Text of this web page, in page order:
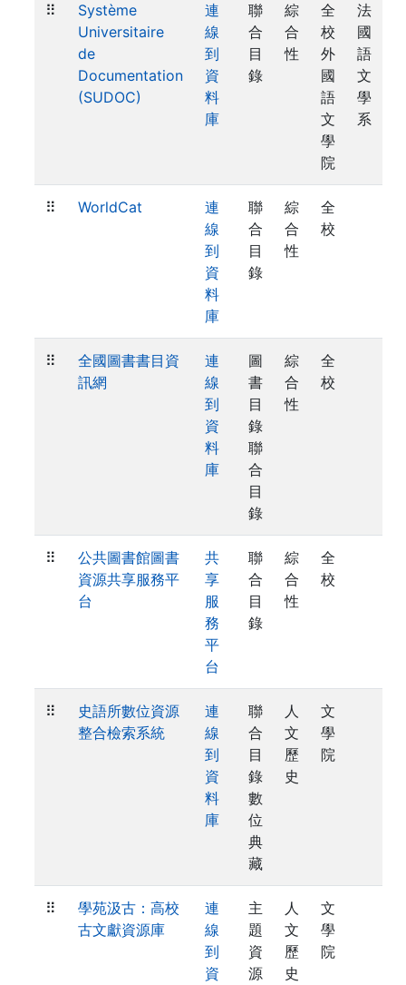
⠿
Système
Universitaire
de
Documentation
(SUDOC)
連
線
到
資
料
庫
聯
合
目
錄
綜
合
性
全
校
外
國
語
文
學
院
法
國
語
文
學
系
⠿ WorldCat
連
線
到
資
料
庫
聯
合
目
錄
綜
合
性
全
校
⠿
全國圖書書目資
訊網
連
線
到
資
料
庫
圖
書
目
錄
聯
合
目
錄
綜
合
性
全
校
⠿
公共圖書館圖書
資源共享服務平
台
共
享
服
務
平
台
聯
合
目
錄
綜
合
性
全
校
⠿
史語所數位資源
整合檢索系統
連
線
到
資
料
庫
聯
合
目
錄
數
位
典
藏
人
文
歷
史
文
學
院
⠿
學苑汲古：高校
古文獻資源庫
連
線
到
資
主
題
資
源
人
文
歷
史
文
學
院